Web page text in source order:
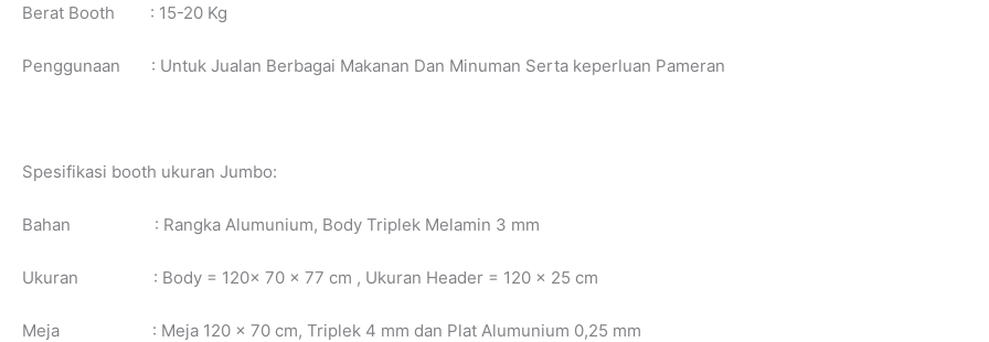
Berat Booth : 15-20 Kg
Penggunaan : Untuk Jualan Berbagai Makanan Dan Minuman Serta keperluan Pameran
Spesifikasi booth ukuran Jumbo:
Bahan : Rangka Alumunium, Body Triplek Melamin 3 mm
Ukuran : Body = 120x 70 x 77 cm , Ukuran Header = 120 x 25 cm
Meja : Meja 120 x 70 cm, Triplek 4 mm dan Plat Alumunium 0,25 mm